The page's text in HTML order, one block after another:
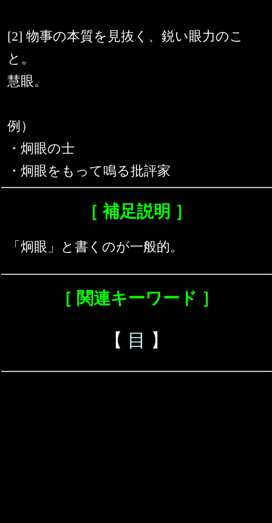
[2] 物事の本質を見抜く、鋭い眼力のこ
と。
慧眼。
例）
・炯眼の士
・炯眼をもって鳴る批評家
［ 補足説明 ］
「炯眼」と書くのが一般的。
［ 関連キーワード ］
【 目 】